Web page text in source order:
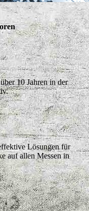
10 Jahren in der
Lösungen für
auf allen Messen in